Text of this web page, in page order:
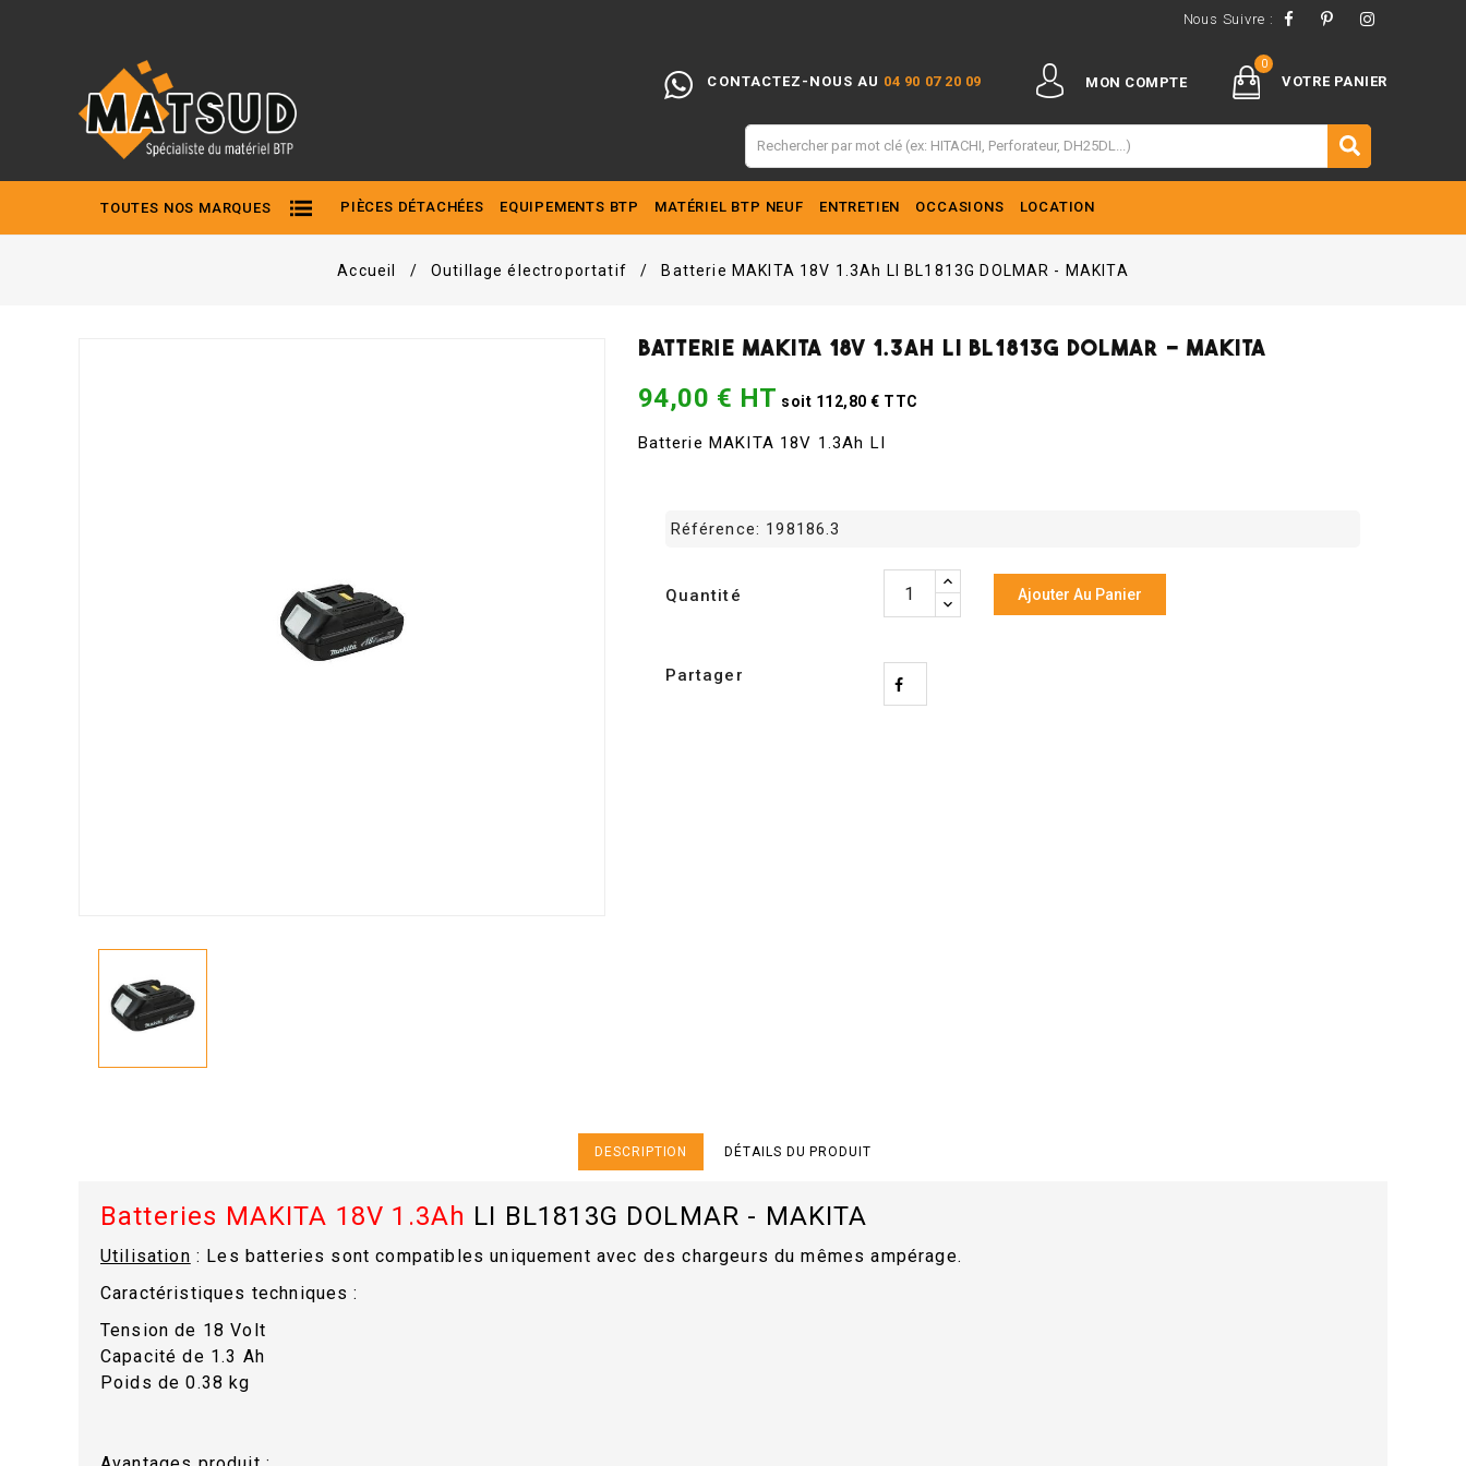
Nous Suivre :
0
VOTRE PANIER
MON COMPTE
CONTACTEZ-NOUS AU 04 90 07 20 09
TOUTES NOS MARQUES PIÈCES DÉTACHÉES EQUIPEMENTS BTP MATÉRIEL BTP NEUF ENTRETIEN OCCASIONS LOCATION
Accueil Outillage électroportatif Batterie MAKITA 18V 1.3Ah LI BL1813G DOLMAR - MAKITA
Batterie MAKITA 18V 1.3Ah LI BL1813G DOLMAR - MAKITA
94,00 € HT soit 112,80 € TTC
Batterie MAKITA 18V 1.3Ah LI
Référence: 198186.3
Quantité Ajouter Au Panier
Partager
DESCRIPTION DÉTAILS DU PRODUIT
Batteries MAKITA 18V 1.3Ah LI BL1813G DOLMAR - MAKITA
Utilisation : Les batteries sont compatibles uniquement avec des chargeurs du mêmes ampérage.
Caractéristiques techniques :
Tension de 18 Volt
Capacité de 1.3 Ah
Poids de 0.38 kg